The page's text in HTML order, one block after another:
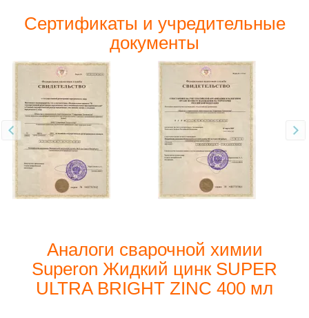
Сертификаты и учредительные
документы
Аналоги сварочной химии
Superon Жидкий цинк SUPER
ULTRA BRIGHT ZINC 400 мл